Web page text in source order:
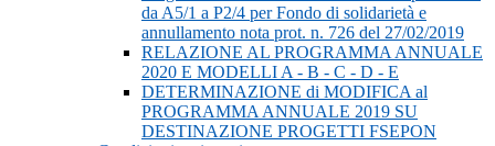
da A5/1 a P2/4 per Fondo di solidarietà e
annullamento nota prot. n. 726 del 27/02/2019
RELAZIONE AL PROGRAMMA ANNUALE
2020 E MODELLI A - B - C - D - E
DETERMINAZIONE di MODIFICA al
PROGRAMMA ANNUALE 2019 SU
DESTINAZIONE PROGETTI FSEPON